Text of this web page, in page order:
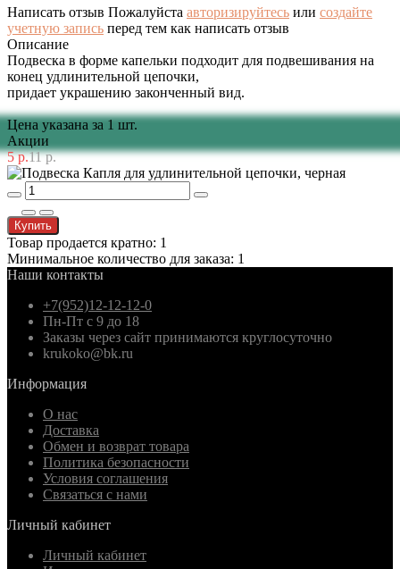
Написать отзыв Пожалуйста авторизируйтесь или создайте
учетную запись перед тем как написать отзыв
Описание
Подвеска в форме капельки подходит для подвешивания на
конец удлинительной цепочки,
придает украшению законченный вид.
Цена указана за 1 шт.
Акции
5 р.11 р.
Купить
Товар продается кратно: 1
Минимальное количество для заказа: 1
Наши контакты
+7(952)12-12-12-0
Пн-Пт с 9 до 18
Заказы через сайт принимаются круглосуточно
krukoko@bk.ru
Информация
О нас
Доставка
Обмен и возврат товара
Политика безопасности
Условия соглашения
Связаться с нами
Личный кабинет
Личный кабинет